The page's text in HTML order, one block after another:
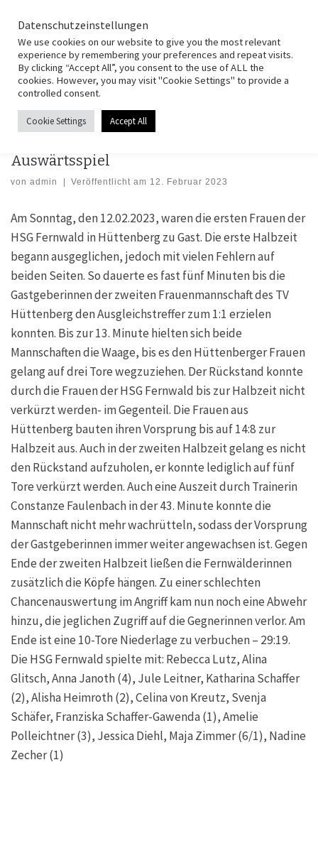
Zum Inhalt springen
HSG Fernwald
Start »Spielberichte» Frauen I »Frauen – BOL: Hohe Niederlage im
Auswärtsspiel
FRAUEN I SPIELBERICHTE
Auswärtsspiel
von admin Veröffentlicht am 12. Februar 2023
Am Sonntag, den 12.02.2023, waren die ersten Frauen der
HSG Fernwald in Hüttenberg zu Gast. Die erste Halbzeit
begann ausgeglichen, jedoch mit vielen Fehlern auf
beiden Seiten. So dauerte es fast fünf Minuten bis die
Gastgeberinnen der zweiten Frauenmannschaft des TV
Hüttenberg den Ausgleichstreffer zum 1:1 erzielen
konnten. Bis zur 13. Minute hielten sich beide
Mannschaften die Waage, bis es den Hüttenberger Frauen
gelang auf drei Tore wegzuziehen. Der Rückstand konnte
durch die Frauen der HSG Fernwald bis zur Halbzeit nicht
verkürzt werden- im Gegenteil. Die Frauen aus
Hüttenberg bauten ihren Vorsprung bis auf 14:8 zur
Halbzeit aus. Auch in der zweiten Halbzeit gelang es nicht
den Rückstand aufzuholen, er konnte lediglich auf fünf
Tore verkürzt werden. Auch eine Auszeit durch Trainerin
Constanze Faulenbach in der 43. Minute konnte die
Mannschaft nicht mehr wachrütteln, sodass der Vorsprung
der Gastgeberinnen immer weiter angewachsen ist. Gegen
Ende der zweiten Halbzeit ließen die Fernwälderinnen
zusätzlich die Köpfe hängen. Zu einer schlechten
Chancenauswertung im Angriff kam nun noch eine Abwehr
hinzu, die jeglichen Zugriff auf die Gegnerinnen verlor. Am
Ende ist eine 10-Tore Niederlage zu verbuchen – 29:19.
Die HSG Fernwald spielte mit: Rebecca Lutz, Alina
Glitsch, Anna Janoth (4), Jule Leitner, Katharina Schaffer
(2), Alisha Heimroth (2), Celina von Kreutz, Svenja
Schäfer, Franziska Schaffer-Gawenda (1), Amelie
Polleichtner (3), Jessica Diehl, Maja Zimmer (6/1), Nadine
Zecher (1)
Datenschutzeinstellungen
We use cookies on our website to give you the most relevant
experience by remembering your preferences and repeat visits.
By clicking “Accept All”, you consent to the use of ALL the
cookies. However, you may visit "Cookie Settings" to provide a
controlled consent.
Cookie Settings Accept All